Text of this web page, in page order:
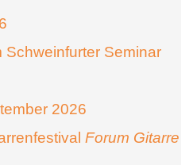
Schweinfurter Seminar
2026
Forum Gitarre